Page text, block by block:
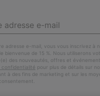
adresse e-mail, vous vous inscrivez à
bienvenue de 15 %. Nous utiliserons
des nouveautés, offres et
confidentialité pour plus de détails sur
à des fins de marketing et sur les